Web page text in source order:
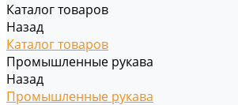
Каталог товаров
Назад
Каталог товаров
Промышленные рукава
Назад
Промышленные рукава